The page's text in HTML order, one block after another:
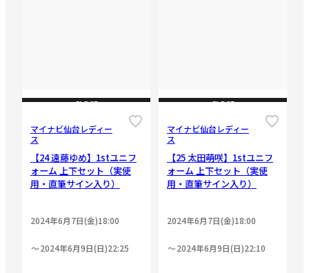
CLOSE
マイナビ仙台レディー
ス
【24 遠藤ゆめ】1stユニフ
ォーム 上下セット（実使
用・直筆サイン入り）
2024年6月7日(金)18:00
2024年6月9日(日)22:25
CLOSE
マイナビ仙台レディー
ス
【25 太田萌咲】1stユニフ
ォーム 上下セット（実使
用・直筆サイン入り）
2024年6月7日(金)18:00
2024年6月9日(日)22:10